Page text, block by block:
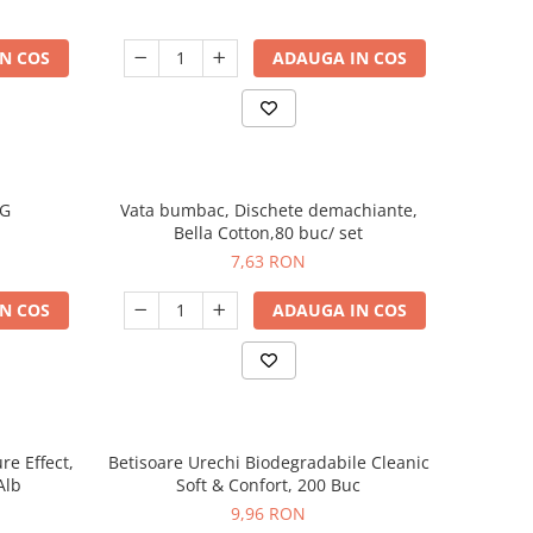
COS ADAUGA IN COS
COS
Vata bumbac, Dischete demachiante,
Bella Cotton,80 buc/ set
7,63 RON
ADAUGA IN COS
Effect,
Betisoare Urechi Biodegradabile Cleanic
Soft & Confort, 200 Buc
9,96 RON